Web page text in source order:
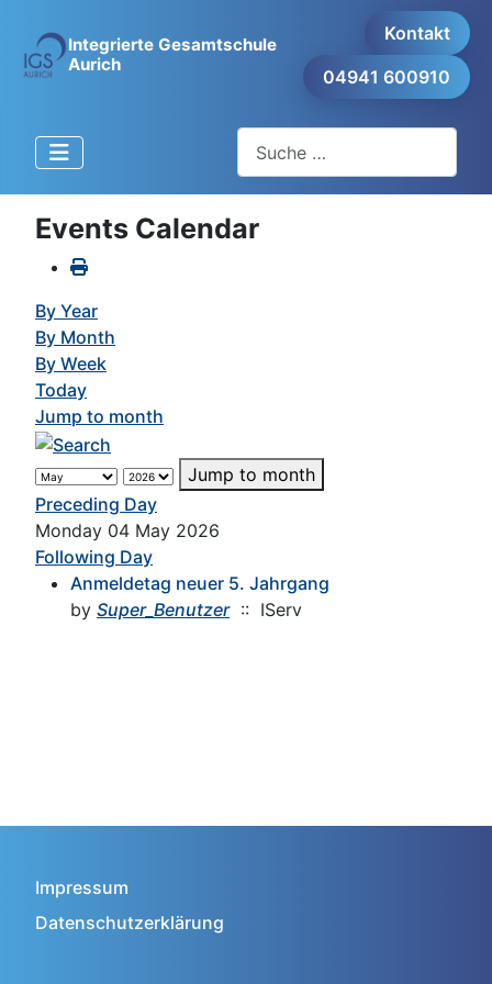
Integrierte Gesamtschule
Aurich
Kontakt
04941 600910
Events Calendar
By Year
By Month
By Week
Today
Jump to month
Jump to month
Preceding Day
Monday 04 May 2026
Following Day
Anmeldetag neuer 5. Jahrgang
by Super_Benutzer:: IServ
Impressum
Datenschutzerklärung